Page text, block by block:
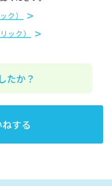
ク）
ック）
たか？
する